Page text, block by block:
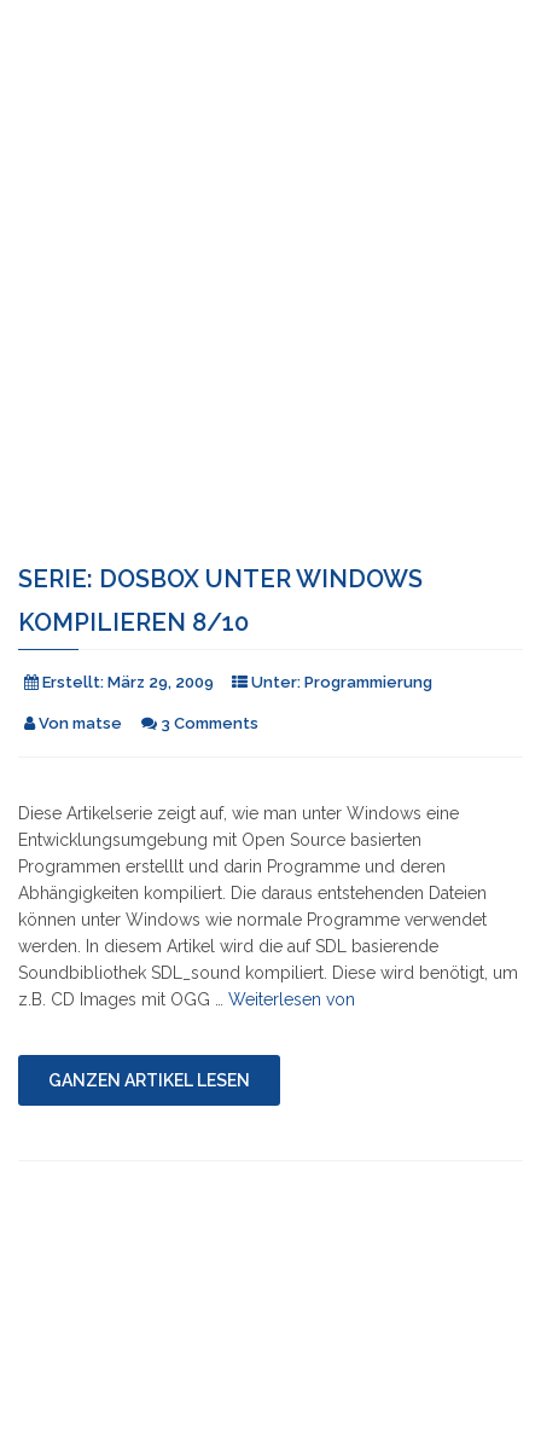
SERIE: DOSBOX UNTER WINDOWS
KOMPILIEREN 8/10
Erstellt: März 29, 2009 Unter: Programmierung
Von matse 3 Comments
Diese Artikelserie zeigt auf, wie man unter Windows eine
Entwicklungsumgebung mit Open Source basierten
Programmen erstelllt und darin Programme und deren
Abhängigkeiten kompiliert. Die daraus entstehenden Dateien
können unter Windows wie normale Programme verwendet
werden. In diesem Artikel wird die auf SDL basierende
Soundbibliothek SDL_sound kompiliert. Diese wird benötigt, um
z.B. CD Images mit OGG … Weiterlesen von
GANZEN ARTIKEL LESEN